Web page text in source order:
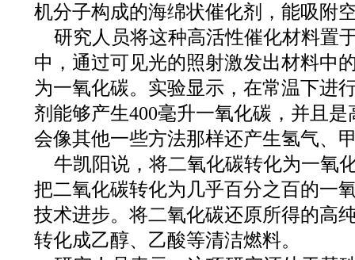
机分子构成的海绵状催化剂，能吸附
研究人员将这种高活性催化材料置
中，通过可见光的照射激发出材料中
为一氧化碳。实验显示，在常温下进
剂能够产生400毫升一氧化碳，并且
会像其他一些方法那样还产生氢气、
牛凯阳说，将二氧化碳转化为一氧
把二氧化碳转化为几乎百分之百的一
技术进步。将二氧化碳还原所得的高
转化成乙醇、乙酸等清洁燃料。